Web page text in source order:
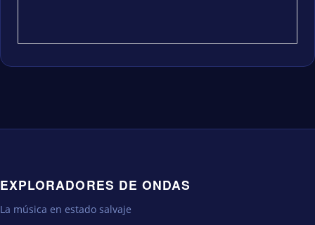
EXPLORADORES DE ONDAS
La música en estado salvaje